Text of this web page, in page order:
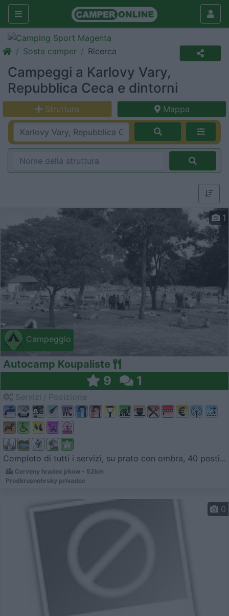
Sosta camper Ricerca
Campeggi a Karlovy Vary,
Repubblica Ceca e dintorni
Struttura Mappa
Campeggio
1
Autocamp Koupaliste
9 1
Completo di tutti i servizi, su prato con ombra, 40 posti...
Cerveny hradec jrkow - 52km
Prodkrusnohrsky privadec
0